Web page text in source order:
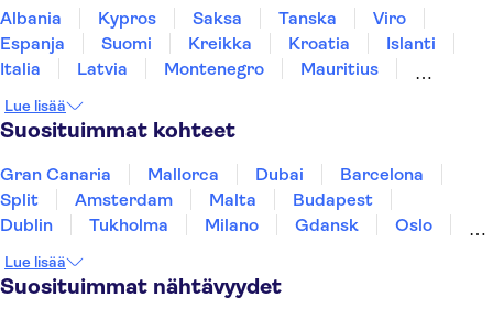
Giethoornin kanaalit
Markthal De Wallen
Albania Kypros Saksa Tanska
Viro
Espanja
Suomi Kreikka Kroatia
Islanti
Italia
Latvia Montenegro
Mauritius
Thaimaa
Turkki
Lue lisää
Suosituimmat kohteet
Gran Canaria Mallorca Dubai
Barcelona
Split
Amsterdam Malta
Budapest
Dublin
Tukholma Milano Gdansk
Oslo
Tallinna
Ljubljana Riika
Lue lisää
Suosituimmat nähtävyydet